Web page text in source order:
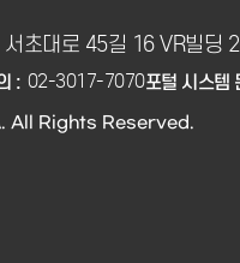
초대로 45길 16 VR빌딩
: 02-3017-7070포털 시스템
All Rights Reserved.